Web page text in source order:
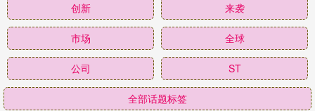
创新 来袭
市场 全球
公司 ST
全部话题标签